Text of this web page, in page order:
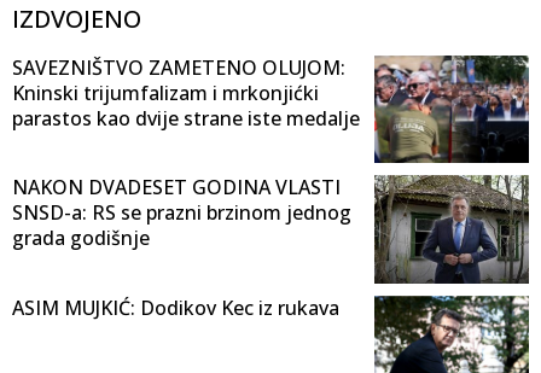
IZDVOJENO
SAVEZNIŠTVO ZAMETENO OLUJOM:
Kninski trijumfalizam i mrkonjićki
parastos kao dvije strane iste medalje
NAKON DVADESET GODINA VLASTI
SNSD-a: RS se prazni brzinom jednog
grada godišnje
ASIM MUJKIĆ: Dodikov Kec iz rukava